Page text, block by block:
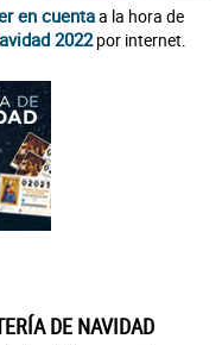
en cuentaa la hora de
2022por internet.
DE NAVIDAD